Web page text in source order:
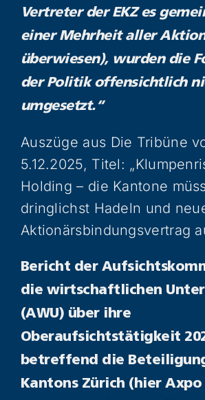
Vertreter der EKZ es
einer Mehrheit aller
überwiesen), wurden die
der Politik offensichtlich
umgesetzt.“
Auszüge aus Die Tribüne
5.12.2025, Titel:
Holding – die Kantone
dringlichst Hadeln und
Aktionärsbindungsvertrag
Bericht der
die wirtschaftlichen
(AWU) über ihre
Oberaufsichtstätigkeit
betreffend die
Kantons Zürich (hier